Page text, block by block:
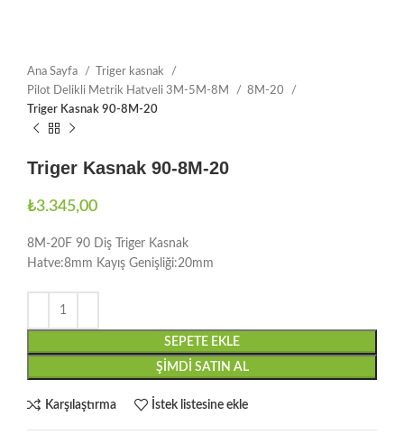
Ana Sayfa
Triger kasnak
Pilot Delikli Metrik Hatveli 3M-5M-8M
8M-20
Triger Kasnak 90-8M-20
Triger Kasnak 90-8M-20
₺3.345,00
8M-20F 90 Diş Triger Kasnak
Hatve:8mm Kayış Genişliği:20mm
SEPETE EKLE
ŞIMDI SATIN AL
Karşılaştırma İstek listesine ekle